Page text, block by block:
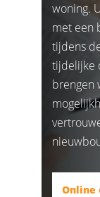
woning.
met een
tijdens
tijdelijke
brengen
Online